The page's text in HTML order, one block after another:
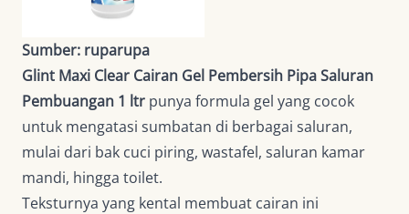
Sumber: ruparupa
Glint Maxi Clear Cairan Gel Pembersih Pipa Saluran
Pembuangan 1 ltr punya formula gel yang cocok
untuk mengatasi sumbatan di berbagai saluran,
mulai dari bak cuci piring, wastafel, saluran kamar
mandi, hingga toilet.
Teksturnya yang kental membuat cairan ini